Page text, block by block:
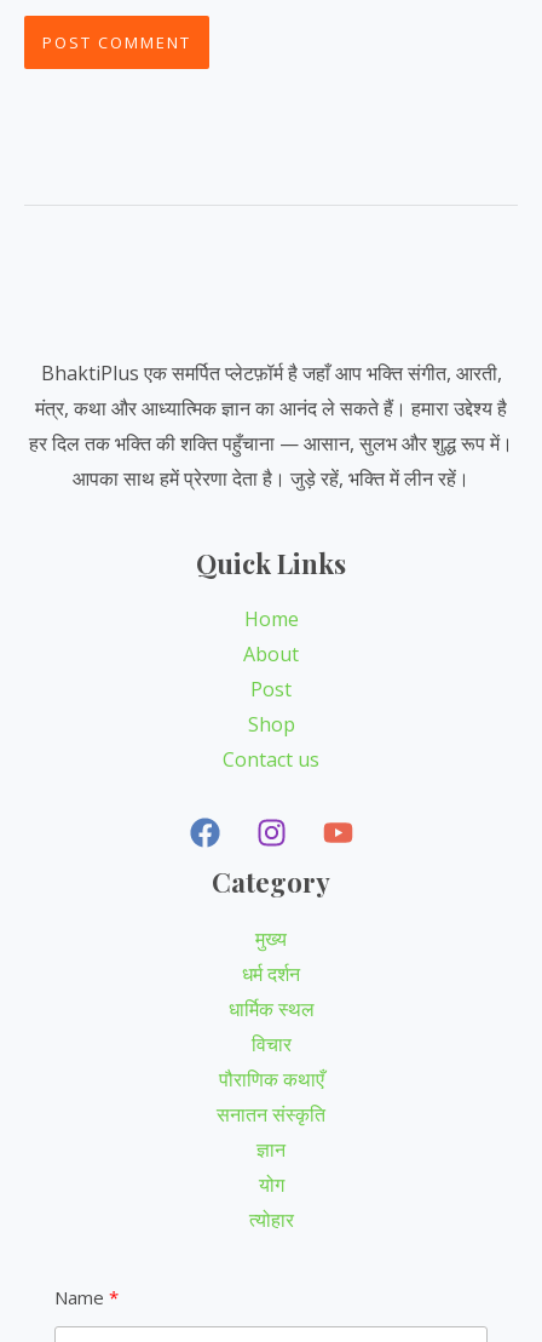
BhaktiPlus एक समर्पित प्लेटफ़ॉर्म है जहाँ आप भक्ति संगीत, आरती,
मंत्र, कथा और आध्यात्मिक ज्ञान का आनंद ले सकते हैं। हमारा उद्देश्य है
हर दिल तक भक्ति की शक्ति पहुँचाना — आसान, सुलभ और शुद्ध रूप में।
आपका साथ हमें प्रेरणा देता है। जुड़े रहें, भक्ति में लीन रहें।
Quick Links
Home
About
Post
Shop
Contact us
Category
मुख्य
धर्म दर्शन
धार्मिक स्थल
विचार
पौराणिक कथाएँ
सनातन संस्कृति
ज्ञान
योग
त्योहार
Name